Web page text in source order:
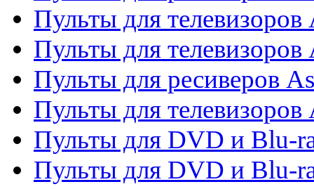
Пульты для
Пульты для телевизоров
Пульты для ресиверов
Пульты для телевизоров
Пульты для DVD и Blu-
Пульты для DVD и Blu-